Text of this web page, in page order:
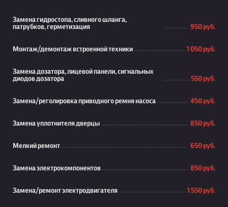
Замена гидростопа, сливного шланга,
патрубков, герметизация
950 руб.
Монтаж/демонтаж встроенной техники 1 050 руб.
Замена дозатора, лицевой панели, сигнальных
диодов дозатора
550 руб.
Замена/реголировка приводного ремня насоса 450 руб.
Замена уплотнителя дверцы 850 руб.
Мелкий ремонт 650 руб.
Замена электрокомпонентов 850 руб.
Замена/ремонт электродвигателя 1 550 руб.